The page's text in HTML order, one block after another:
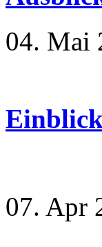
04. Mai
07. Apr